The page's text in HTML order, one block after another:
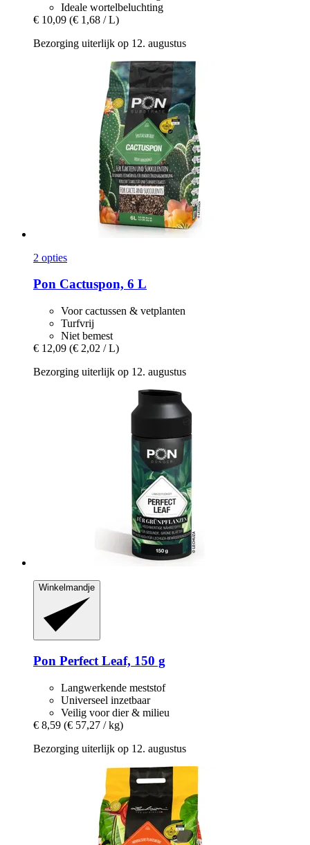
Ideale wortelbeluchting
€ 10,09 (€ 1,68 / L)
Bezorging uiterlijk op 12. augustus
2 opties
Pon Cactuspon, 6 L
Voor cactussen & vetplanten
Turfvrij
Niet bemest
€ 12,09 (€ 2,02 / L)
Bezorging uiterlijk op 12. augustus
Winkelmandje
Pon Perfect Leaf, 150 g
Langwerkende meststof
Universeel inzetbaar
Veilig voor dier & milieu
€ 8,59 (€ 57,27 / kg)
Bezorging uiterlijk op 12. augustus